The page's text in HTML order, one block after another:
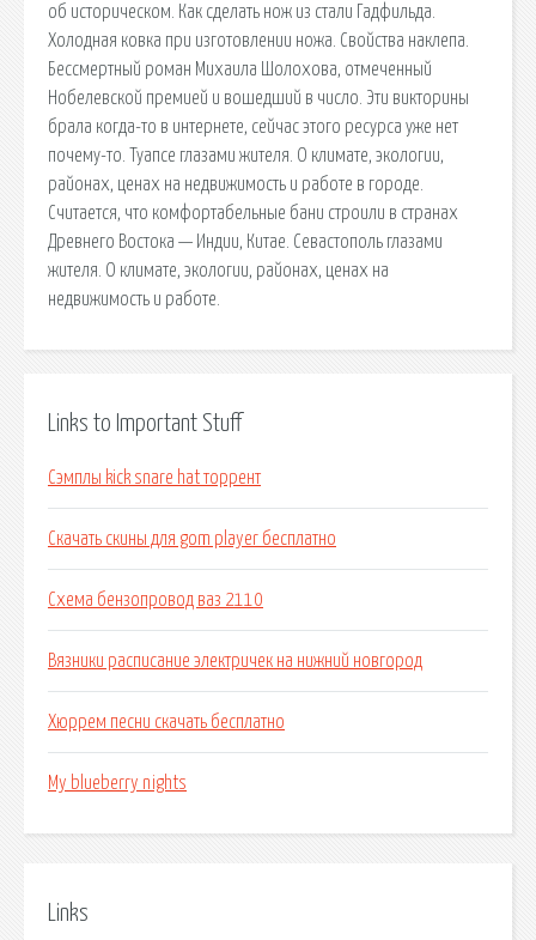
об историческом. Как сделать нож из стали Гадфильда.
Холодная ковка при изготовлении ножа. Свойства наклепа.
Бессмертный роман Михаила Шолохова, отмеченный
Нобелевской премией и вошедший в число. Эти викторины
брала когда-то в интернете, сейчас этого ресурса уже нет
почему-то. Туапсе глазами жителя. О климате, экологии,
районах, ценах на недвижимость и работе в городе.
Считается, что комфортабельные бани строили в странах
Древнего Востока — Индии, Китае. Севастополь глазами
жителя. О климате, экологии, районах, ценах на
недвижимость и работе.
Links to Important Stuff
Сэмплы kick snare hat торрент
Скачать скины для gom player бесплатно
Схема бензопровод ваз 2110
Вязники расписание электричек на нижний новгород
Хюррем песни скачать бесплатно
My blueberry nights
Links